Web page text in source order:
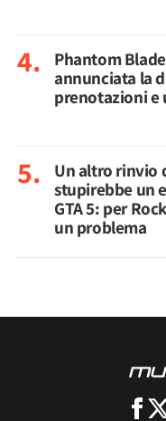
Phantom
annunciata la
prenotazioni e
Un altro rinvio
stupirebbe un
GTA 5: per
un problema